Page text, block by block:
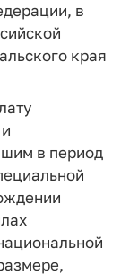
в
края
в период